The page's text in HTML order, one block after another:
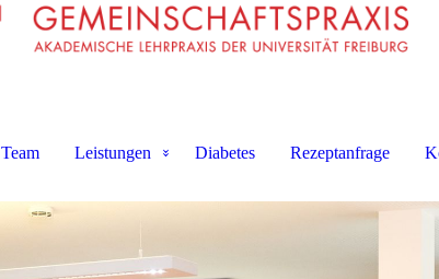
Team Leistungen Diabetes Rezeptanfrage